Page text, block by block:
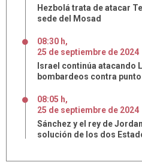
Hezbolá trata de atacar
sede del Mosad
08:30 h,
25 de septiembre de 2024
Israel continúa atacando
bombardeos contra
08:05 h,
25 de septiembre de 2024
Sánchez y el rey de
solución de los dos